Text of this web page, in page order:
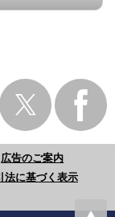
広告のご案内
法に基づく表示